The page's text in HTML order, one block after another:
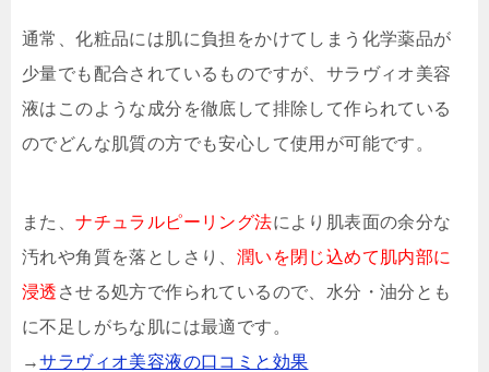
通常、化粧品には肌に負担をかけてしまう化学薬品が
少量でも配合されているものですが、サラヴィオ美容
液はこのような成分を徹底して排除して作られている
のでどんな肌質の方でも安心して使用が可能です。
また、ナチュラルピーリング法により肌表面の余分な
汚れや角質を落としさり、 潤いを閉じ込めて肌内部に
浸透 させる処方で作られているので、水分・油分とも
に不足しがちな肌には最適です。
→サラヴィオ美容液の口コミと効果